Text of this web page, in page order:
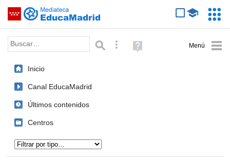
Saltar navegación
Palabra o frase: Búsqueda avanzada
Ayuda
(en
Inicio
Canal EducaMadrid
Últimos contenidos
Centros